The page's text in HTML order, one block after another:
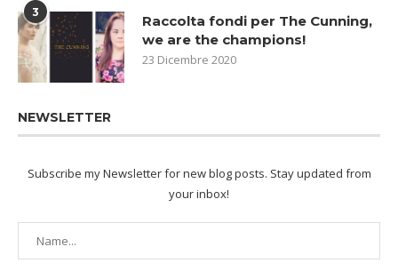
3
Raccolta fondi per The Cunning,
we are the champions!
23 Dicembre 2020
NEWSLETTER
Subscribe my Newsletter for new blog posts. Stay updated from
your inbox!